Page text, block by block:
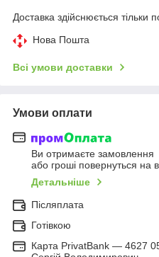
Доставка здійснюється тільки
Нова Пошта
Всі умови доставки
Умови оплати
Ви отримаєте замовлення
або гроші повернуться на
Детальніше
Післяплата
Готівкою
Карта PrivatBank — 4627